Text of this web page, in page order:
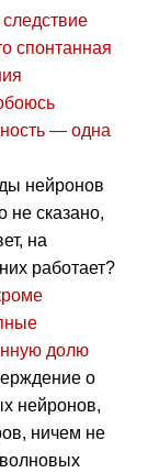
спонтанная
— одна
нейронов
не сказано,
на
работает?
долю
о
нейронов,
ничем не